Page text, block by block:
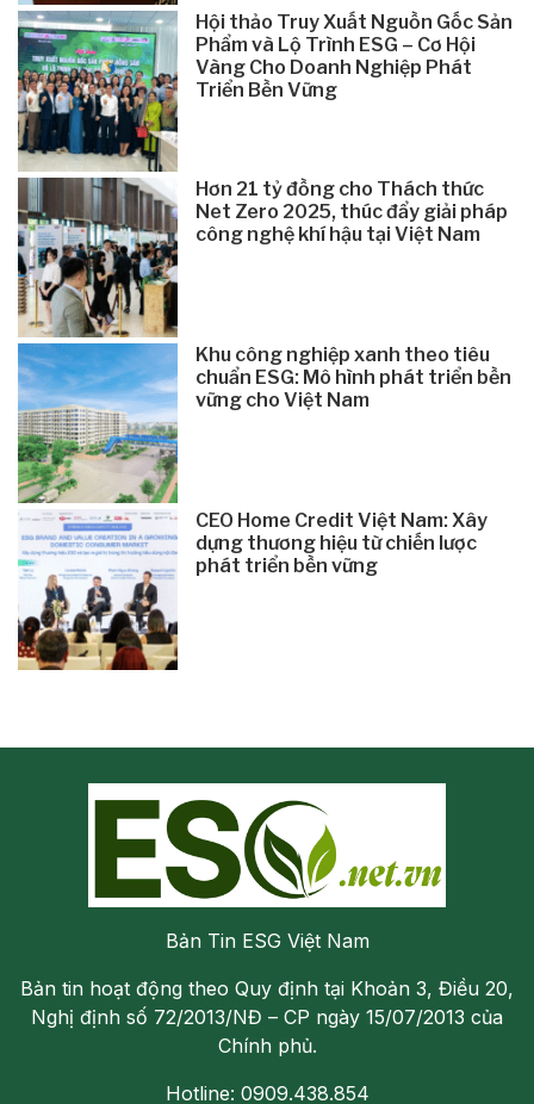
Hội thảo Truy Xuất Nguồn Gốc Sản
Phẩm và Lộ Trình ESG – Cơ Hội
Vàng Cho Doanh Nghiệp Phát
Triển Bền Vững
Hơn 21 tỷ đồng cho Thách thức
Net Zero 2025, thúc đẩy giải pháp
công nghệ khí hậu tại Việt Nam
Khu công nghiệp xanh theo tiêu
chuẩn ESG: Mô hình phát triển bền
vững cho Việt Nam
CEO Home Credit Việt Nam: Xây
dựng thương hiệu từ chiến lược
phát triển bền vững
Bản Tin ESG Việt Nam
Bản tin hoạt động theo Quy định tại Khoản 3, Điều 20,
Nghị định số 72/2013/NĐ – CP ngày 15/07/2013 của
Chính phủ.
Hotline: 0909.438.854